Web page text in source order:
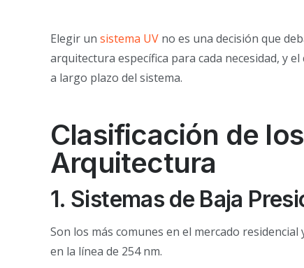
Elegir un sistema UV no es una decisión que
arquitectura específica para cada necesidad, y
a largo plazo del sistema.
Clasificación de
Arquitectura
1. Sistemas de Baja
Son los más comunes en el mercado
en la línea de 254 nm.